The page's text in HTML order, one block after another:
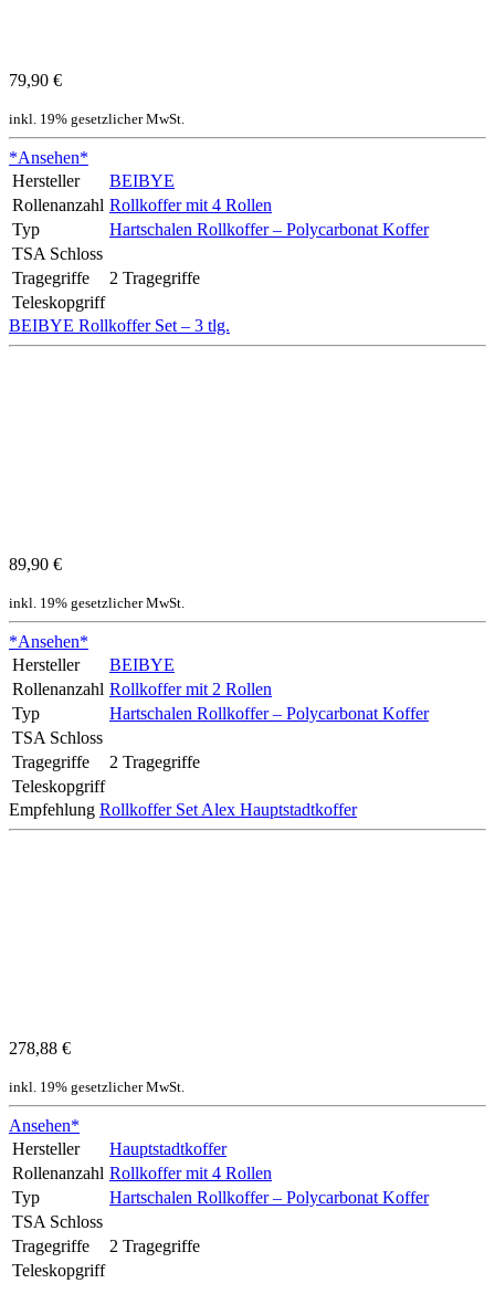
79,90 €
inkl. 19% gesetzlicher MwSt.
*Ansehen*
Hersteller
BEIBYE
Rollenanzahl Rollkoffer mit 4 Rollen
Typ
Hartschalen Rollkoffer – Polycarbonat Koffer
TSA Schloss
Tragegriffe
2 Tragegriffe
Teleskopgriff
BEIBYE Rollkoffer Set – 3 tlg.
89,90 €
inkl. 19% gesetzlicher MwSt.
*Ansehen*
Hersteller
BEIBYE
Rollenanzahl Rollkoffer mit 2 Rollen
Typ
Hartschalen Rollkoffer – Polycarbonat Koffer
TSA Schloss
Tragegriffe
2 Tragegriffe
Teleskopgriff
Empfehlung Rollkoffer Set Alex Hauptstadtkoffer
278,88 €
inkl. 19% gesetzlicher MwSt.
Ansehen*
Hersteller
Hauptstadtkoffer
Rollenanzahl Rollkoffer mit 4 Rollen
Typ
Hartschalen Rollkoffer – Polycarbonat Koffer
TSA Schloss
Tragegriffe
2 Tragegriffe
Teleskopgriff